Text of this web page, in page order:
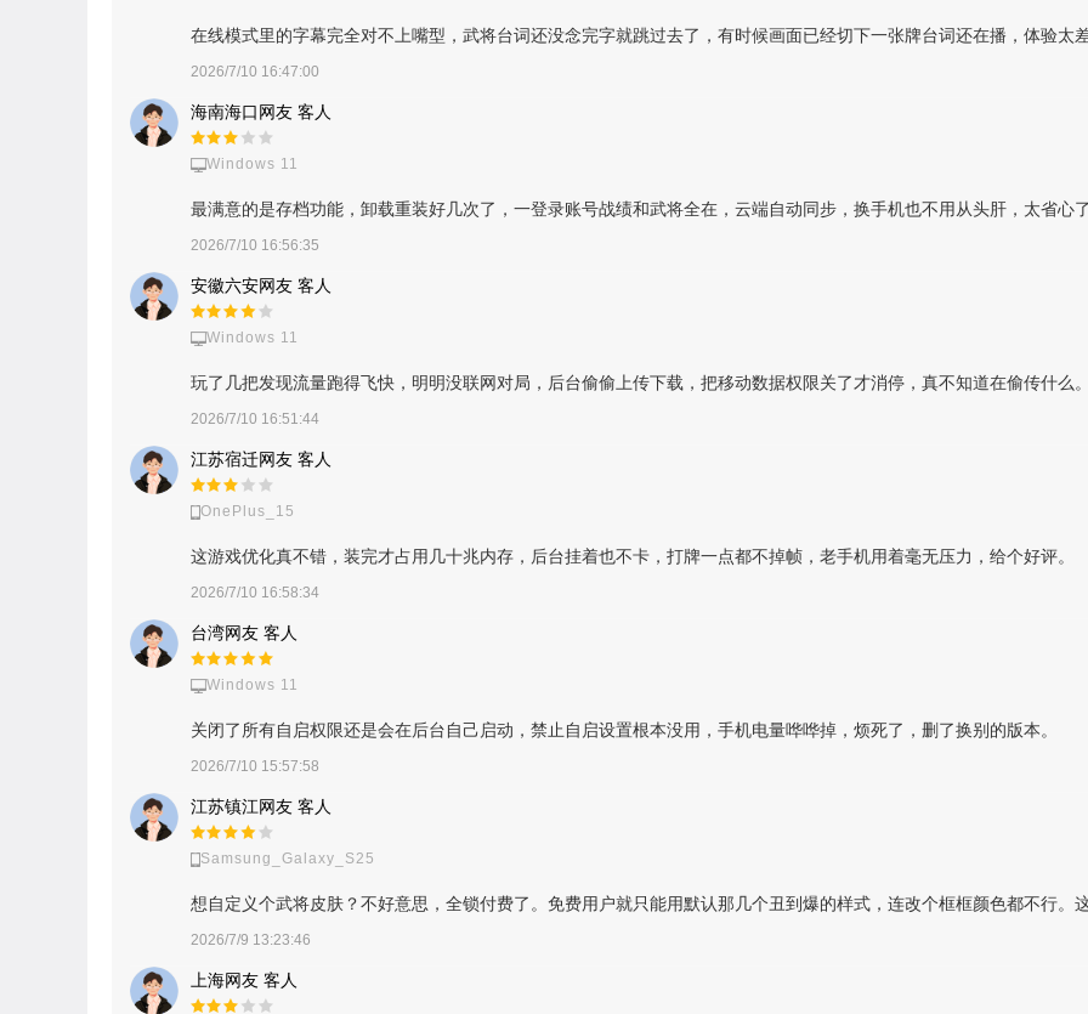
在线模式里的字幕完全对不上嘴型，武将台词还没念完字就跳过去了，有时候画面已经切下一张牌台词还在播，体验太
2026/7/10 16:47:00
海南海口网友 客人
Windows 11
最满意的是存档功能，卸载重装好几次了，一登录账号战绩和武将全在，云端自动同步，换手机也不用从头肝，太省心
2026/7/10 16:56:35
安徽六安网友 客人
Windows 11
玩了几把发现流量跑得飞快，明明没联网对局，后台偷偷上传下载，把移动数据权限关了才消停，真不知道在偷传什么
2026/7/10 16:51:44
江苏宿迁网友 客人
OnePlus_15
这游戏优化真不错，装完才占用几十兆内存，后台挂着也不卡，打牌一点都不掉帧，老手机用着毫无压力，给个好评。
2026/7/10 16:58:34
台湾网友 客人
Windows 11
关闭了所有自启权限还是会在后台自己启动，禁止自启设置根本没用，手机电量哗哗掉，烦死了，删了换别的版本。
2026/7/10 15:57:58
江苏镇江网友 客人
Samsung_Galaxy_S25
想自定义个武将皮肤？不好意思，全锁付费了。免费用户就只能用默认那几个丑到爆的样式，连改个框框颜色都不行。
2026/7/9 13:23:46
上海网友 客人